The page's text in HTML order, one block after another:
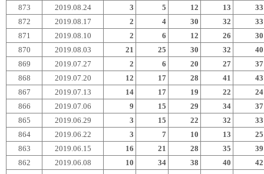
873
2019.08.24 3 5 12 13
33
872
2019.08.17 2 4 30 32
33
871
2019.08.10 2 6 12 26
30
870
2019.08.03 21 25 30 32
40
869
2019.07.27 2 6 20 27
37
868
2019.07.20 12 17 28 41
43
867
2019.07.13 14 17 19 22
24
866
2019.07.06 9 15 29 34
37
865
2019.06.29 3 15 22 32
33
864
2019.06.22 3 7 10 13
25
863
2019.06.15 16 21 28 35
39
862
2019.06.08 10 34 38 40
42